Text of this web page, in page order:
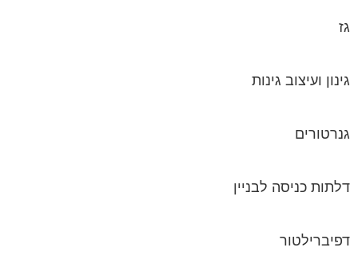
גז
גינון ועיצוב גינות
גנרטורים
דלתות כניסה לבניין
דפיברילטור